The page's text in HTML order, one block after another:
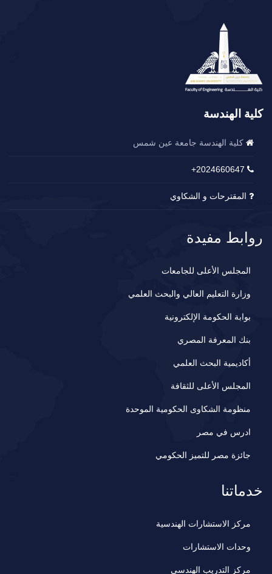
كلية الهندسة
كلية الهندسة جامعة عين شمس
2024660647+
المقترحات و الشكاوي
روابط مفيدة
المجلس الأعلى للجامعات
وزارة التعليم العالي والبحث العلمي
بوابة الحكومة الإلكترونية
بنك المعرفة المصري
أكاديمية البحث العلمي
المجلس الأعلى للثقافة
منظومة الشكاوى الحكومية الموحدة
ادرس في مصر
جائزة مصر للتميز الحكومي
خدماتنا
مركز الاستشارات الهندسية
وحدات الاستشارات
مركز التدريب الهندسي